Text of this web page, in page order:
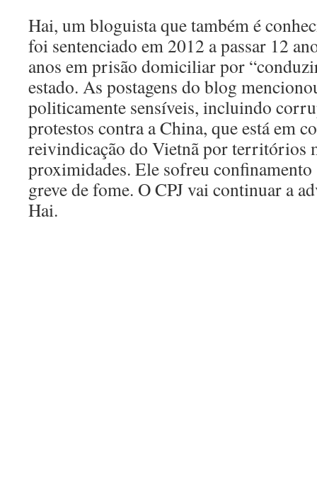
Hai, um bloguista que também é
foi sentenciado em 2012 a passar 12
anos em prisão domiciliar por
estado. As postagens do blog
politicamente sensíveis, incluindo
protestos contra a China, que está em
reivindicação do Vietnã por territórios
proximidades. Ele sofreu
greve de fome. O CPJ vai continuar a
Hai.